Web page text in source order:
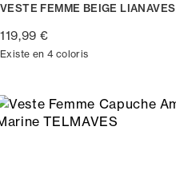
VESTE FEMME BEIGE LIANAVES
119,99 €
Existe en 4 coloris